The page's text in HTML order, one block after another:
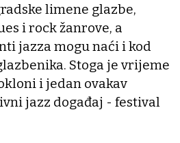
limene glazbe,
i rock žanrove, a
jazza mogu naći i kod
Stoga je vrijeme
i jedan ovakav
jazz događaj - festival